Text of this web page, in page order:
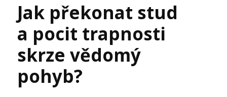
Jak překonat stud
a pocit trapnosti
skrze vědomý
pohyb?